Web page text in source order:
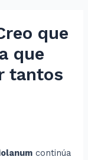
que
que
tantos
continúa